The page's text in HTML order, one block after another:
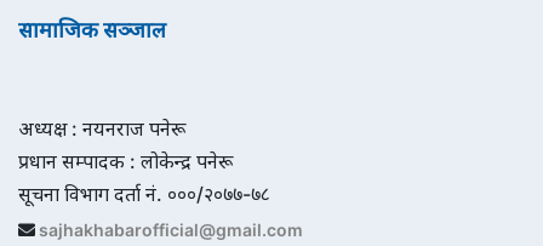
सामाजिक सञ्जाल
अध्यक्ष : नयनराज पनेरू
प्रधान सम्पादक : लोकेन्द्र पनेरू
सूचना विभाग दर्ता नं. ०००/२०७७-७८
sajhakhabarofficial@gmail.com